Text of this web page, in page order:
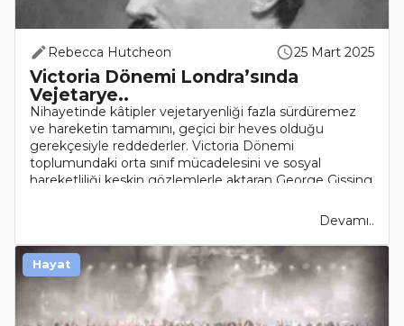
Rebecca Hutcheon 25 Mart 2025
Victoria Dönemi Londra’sında
Vejetarye..
Nihayetinde kâtipler vejetaryenliği fazla sürdüremez
ve hareketin tamamını, geçici bir heves olduğu
gerekçesiyle reddederler. Victoria Dönemi
toplumundaki orta sınıf mücadelesini ve sosyal
hareketliliği keskin gözlemlerle aktaran George Gissing
Devamı..
Hayat